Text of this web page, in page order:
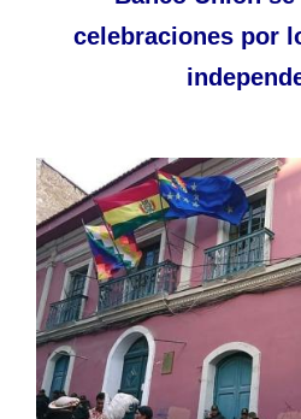
celebraciones por